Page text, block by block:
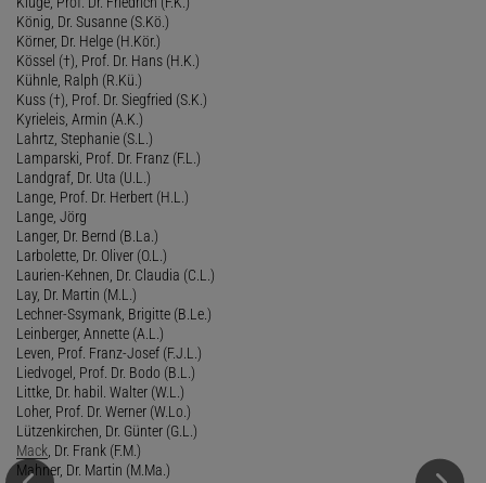
König, Dr. Susanne (S.Kö.)
Körner, Dr. Helge (H.Kör.)
Kössel (†), Prof. Dr. Hans (H.K.)
Kühnle, Ralph (R.Kü.)
Kuss (†), Prof. Dr. Siegfried (S.K.)
Kyrieleis, Armin (A.K.)
Lahrtz, Stephanie (S.L.)
Lamparski, Prof. Dr. Franz (F.L.)
Landgraf, Dr. Uta (U.L.)
Lange, Prof. Dr. Herbert (H.L.)
Lange, Jörg
Langer, Dr. Bernd (B.La.)
Larbolette, Dr. Oliver (O.L.)
Laurien-Kehnen, Dr. Claudia (C.L.)
Lay, Dr. Martin (M.L.)
Lechner-Ssymank, Brigitte (B.Le.)
Leinberger, Annette (A.L.)
Leven, Prof. Franz-Josef (F.J.L.)
Liedvogel, Prof. Dr. Bodo (B.L.)
Littke, Dr. habil. Walter (W.L.)
Loher, Prof. Dr. Werner (W.Lo.)
Lützenkirchen, Dr. Günter (G.L.)
Mack , Dr. Frank (F.M.)
Mahner, Dr. Martin (M.Ma.)